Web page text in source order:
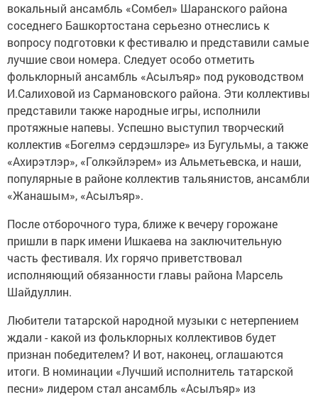
вокальный ансамбль «Сомбел» Шаранского района
соседнего Башкортостана серьезно отнеслись к
вопросу подготовки к фестивалю и представили самые
лучшие свои номера. Следует особо отметить
фольклорный ансамбль «Асылъяр» под руководством
И.Салиховой из Сармановского района. Эти коллективы
представили также народные игры, исполнили
протяжные напевы. Успешно выступил творческий
коллектив «Богелмэ сердэшлэре» из Бугульмы, а также
«Ахирэтлэр», «Голкэйлэрем» из Альметьевска, и наши,
популярные в районе коллектив тальянистов, ансамбли
«Жанашым», «Асылъяр».
После отборочного тура, ближе к вечеру горожане
пришли в парк имени Ишкаева на заключительную
часть фестиваля. Их горячо приветствовал
исполняющий обязанности главы района Марсель
Шайдуллин.
Любители татарской народной музыки с нетерпением
ждали - какой из фольклорных коллективов будет
признан победителем? И вот, наконец, оглашаются
итоги. В номинации «Лучший исполнитель татарской
песни» лидером стал ансамбль «Асылъяр» из